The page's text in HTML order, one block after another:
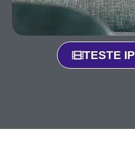
TESTE